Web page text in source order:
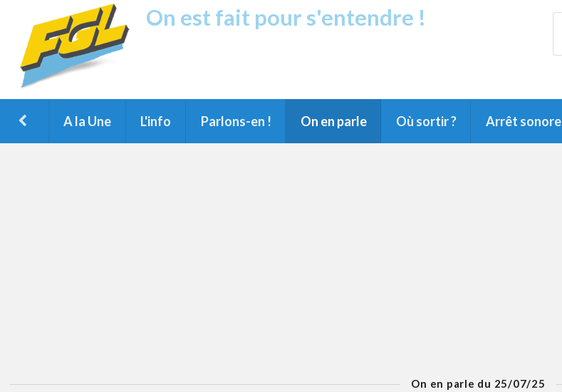
On est fait pour s'entendre !
A la Une L'info Parlons-en ! On en parle Où sortir ? Arrêt sonore
On en parle du 25/07/25